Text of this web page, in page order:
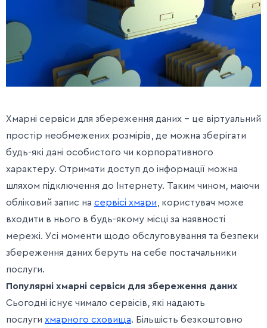
Хмарні сервіси для збереження даних – це віртуальний
простір необмежених розмірів, де можна зберігати
будь-які дані особистого чи корпоративного
характеру. Отримати доступ до інформації можна
шляхом підключення до Інтернету. Таким чином, маючи
обліковий запис на сервісі хмари , користувач може
входити в нього в будь-якому місці за наявності
мережі. Усі моменти щодо обслуговування та безпеки
збереження даних беруть на себе постачальники
послуги.
Популярні хмарні сервіси для збереження даних
Сьогодні існує чимало сервісів, які надають
послуги хмарного сховища. Більшість безкоштовно